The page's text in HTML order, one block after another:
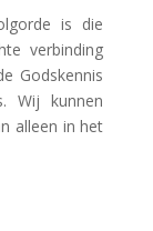
is die
verbinding
Godskennis
Wij kunnen
alleen in het